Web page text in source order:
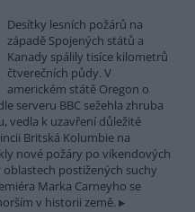
Desítky lesních požárů na
západě Spojených států a
Kanady spálily tisíce kilometrů
čtverečních půdy. V
americkém státě Oregon o
serveru BBC sežehla zhruba
vedla k uzavření důležité
Britská Kolumbie na
nové požáry po víkendových
postižených suchy
Marka Carneyho se
v historii země.